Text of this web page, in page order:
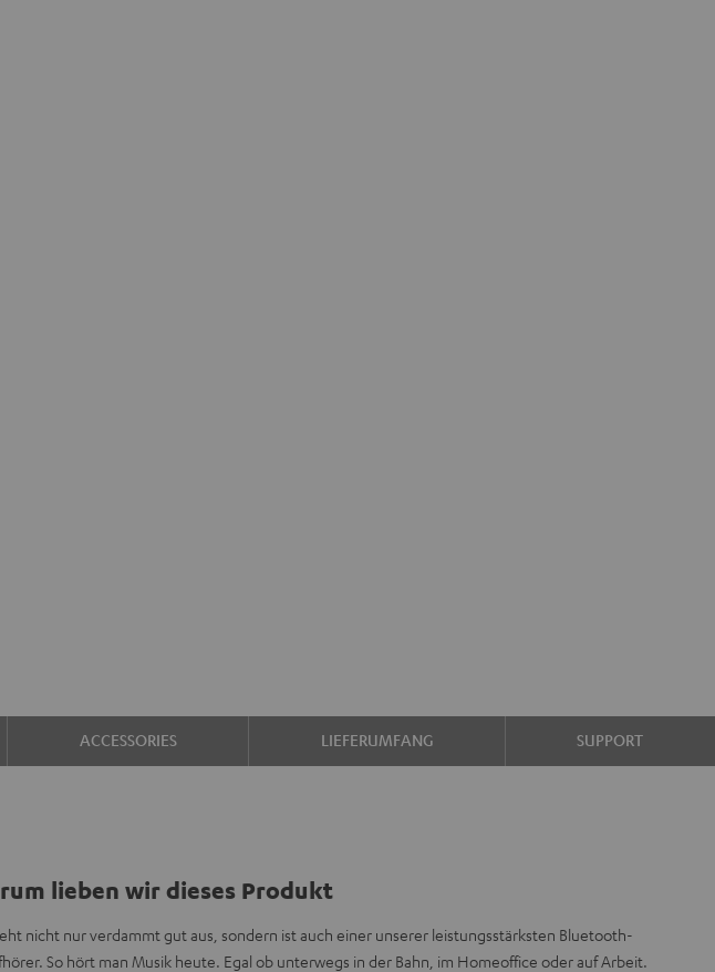
ACCESSORIES LIEFERUMFANG SUPPORT
lieben wir dieses Produkt
nicht nur verdammt gut aus, sondern ist auch einer unserer leistungsstärksten Bluetooth-
So hört man Musik heute. Egal ob unterwegs in der Bahn, im Homeoffice oder auf Arbeit.